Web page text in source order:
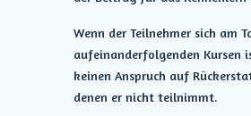
Wenn der Teilnehmer sich am
aufeinanderfolgenden Kursen
keinen Anspruch auf
denen er nicht teilnimmt.